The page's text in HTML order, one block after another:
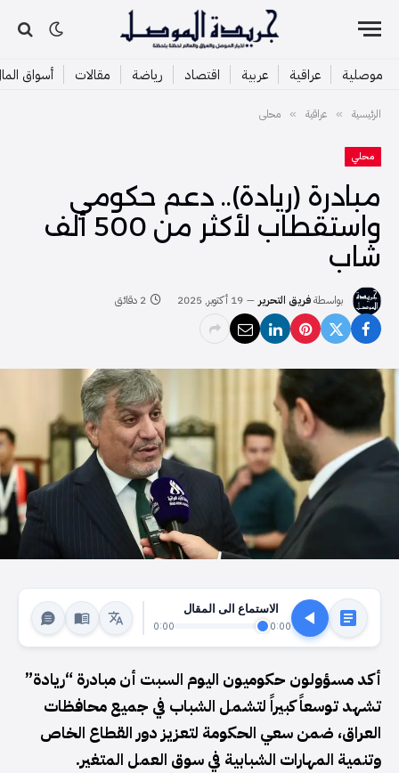
موصلية عراقية عربية اقتصاد رياضة مقالات أسواق
الرئيسية » عراقية » محلي
محلي
مبادرة (ريادة).. دعم حكومي
واستقطاب لأكثر من 500 ألف
شاب
بواسطةفريق التحرير 19 أكتوبر, 2025 2 دقائق
الاستماع الى المقال
0:00
0:00
أكد مسؤولون حكوميون اليوم السبت أن مبادرة “ريادة”
تشهد توسعاً كبيراً لتشمل الشباب في جميع محافظات
العراق، ضمن سعي الحكومة لتعزيز دور القطاع الخاص
وتنمية المهارات الشبابية في سوق العمل المتغير.